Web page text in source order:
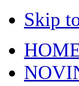
Skip